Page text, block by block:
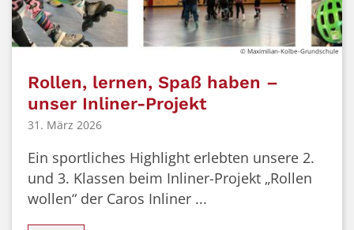
© Maximilian-Kolbe-Grundschule
Rollen, lernen, Spaß haben –
unser Inliner-Projekt
31. März 2026
Ein sportliches Highlight erlebten unsere 2.
und 3. Klassen beim Inliner-Projekt „Rollen
wollen“ der Caros Inliner ...